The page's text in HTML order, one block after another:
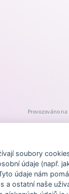
Provozováno
soubory
údaje (např.
údaje nám
a ostatní naše